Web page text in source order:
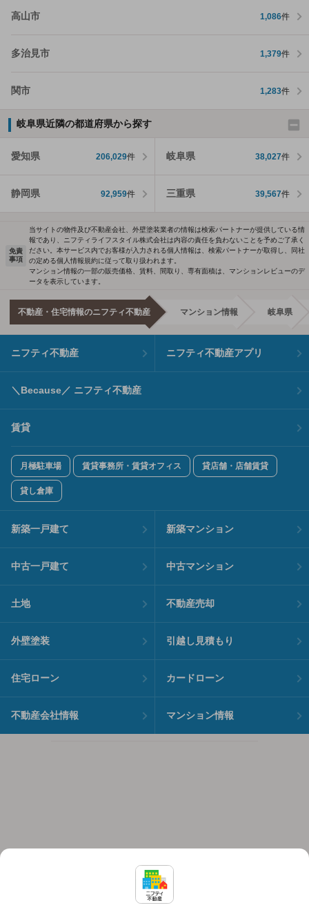
高山市 1,086件
多治見市 1,379件
関市 1,283件
岐阜県近隣の都道府県から探す
愛知県 206,029件 岐阜県 38,027件
静岡県 92,959件 三重県 39,567件
免責
事項
当サイトの物件及び不動産会社、外壁塗装業者の情報は検索パートナーが提供している情
報であり、ニフティライフスタイル株式会社は内容の責任を負わないことを予めご了承く
ださい。本サービス内でお客様が入力される個人情報は、検索パートナーが取得し、同社
の定める個人情報規約に従って取り扱われます。
マンション情報の一部の販売価格、賃料、間取り、専有面積は、マンションレビューのデ
ータを表示しています。
不動産・住宅情報のニフティ不動産 マンション情報 岐阜県
ニフティ不動産 ニフティ不動産アプリ
＼Because／ ニフティ不動産
賃貸
月極駐車場 賃貸事務所・賃貸オフィス 貸店舗・店舗賃貸
貸し倉庫
新築一戸建て 新築マンション
中古一戸建て 中古マンション
土地 不動産売却
外壁塗装 引越し見積もり
住宅ローン カードローン
不動産会社情報 マンション情報